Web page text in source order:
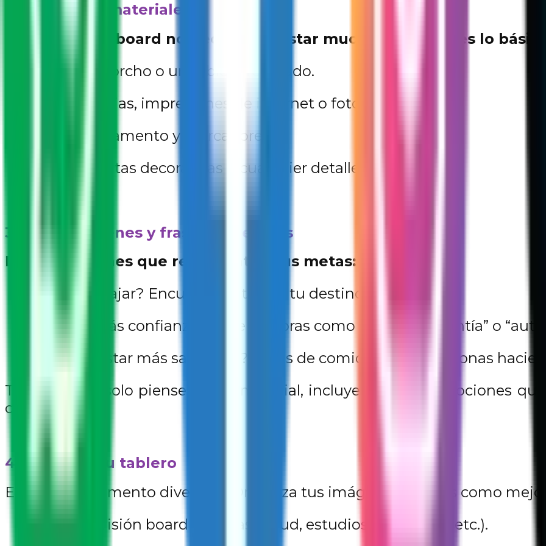
2. Reúne tus materiales
Para tu visión board no necesitas gastar mucho. Aquí tienes lo
Cartulina, corcho o un tablero reciclado.
Revistas viejas, impresiones de internet o fotos.
Tijeras, pegamento y marcadores.
Stickers, cintas decorativas o cualquier detalle creativo.
3. Elige imágenes y frases poderosas
Busca imágenes que representen tus metas:
¿Quieres viajar? Encuentra fotos de tu destino soñado.
¿Buscas más confianza? Elige palabras como “poder”, “valentía” o
¿Quieres estar más saludable? Fotos de comida sana o personas
Tip extra: No solo pienses en lo material, incluye también emociones
confianza.
4. Organiza tu tablero
Este es un momento divertido. Organiza tus imágenes y frases como
Divide tu visión board en áreas (salud, estudios, relaciones, etc.).